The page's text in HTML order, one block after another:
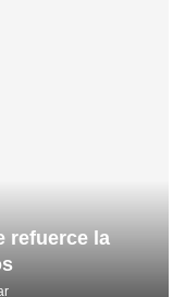
refuerce la